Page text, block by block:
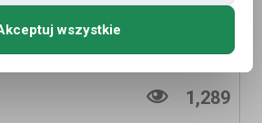
18.11.2013 - Dj Amely
1,289
wszystkie